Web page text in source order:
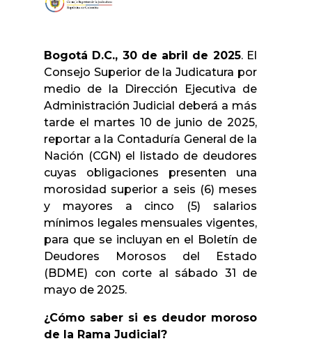
Bogotá D.C., 30 de abril de 2025. El
Consejo Superior de la Judicatura por
medio de la Dirección Ejecutiva de
Administración Judicial deberá a más
tarde el martes 10 de junio de 2025,
reportar a la Contaduría General de la
Nación (CGN) el listado de deudores
cuyas obligaciones presenten una
morosidad superior a seis (6) meses
y mayores a cinco (5) salarios
mínimos legales mensuales vigentes,
para que se incluyan en el Boletín de
Deudores Morosos del Estado
(BDME) con corte al sábado 31 de
mayo de 2025.
¿Cómo saber si es deudor moroso
de la Rama Judicial?